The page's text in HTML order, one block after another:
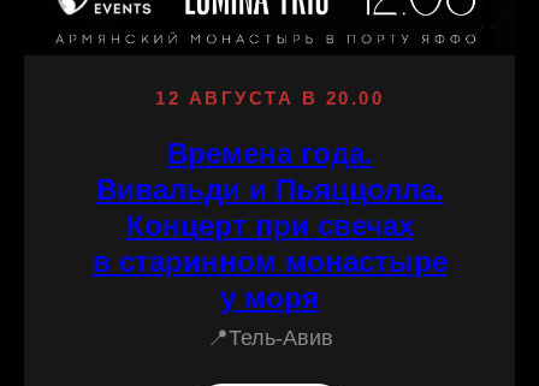
12 АВГУСТА В 20.00
Времена года.
Вивальди и Пьяццолла.
Концерт при свечах
в старинном монастыре
у моря
📍Тель-Авив